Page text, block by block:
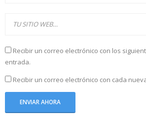
Recibir un correo electrónico con los
entrada.
Recibir un correo electrónico con cada